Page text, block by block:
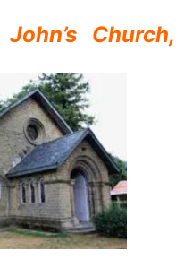
Church,